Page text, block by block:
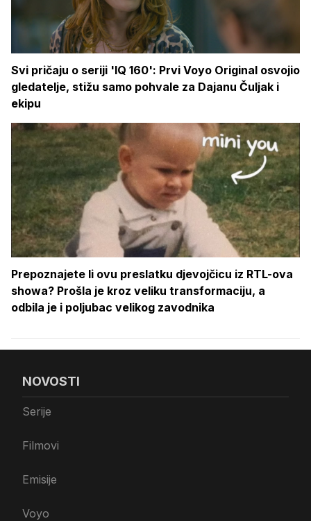
Svi pričaju o seriji 'IQ 160': Prvi Voyo Original osvojio
gledatelje, stižu samo pohvale za Dajanu Čuljak i
ekipu
Prepoznajete li ovu preslatku djevojčicu iz RTL-ova
showa? Prošla je kroz veliku transformaciju, a
odbila je i poljubac velikog zavodnika
NOVOSTI
Serije
Filmovi
Emisije
Voyo